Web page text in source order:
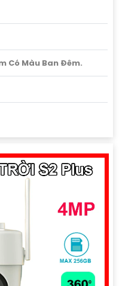
Có Màu Ban Ðêm.